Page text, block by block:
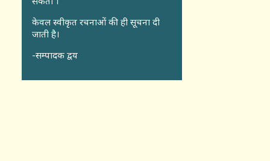
केवल स्वीकृत रचनाओं की ही सूचना दी
जाती है।
-सम्पादक द्वय